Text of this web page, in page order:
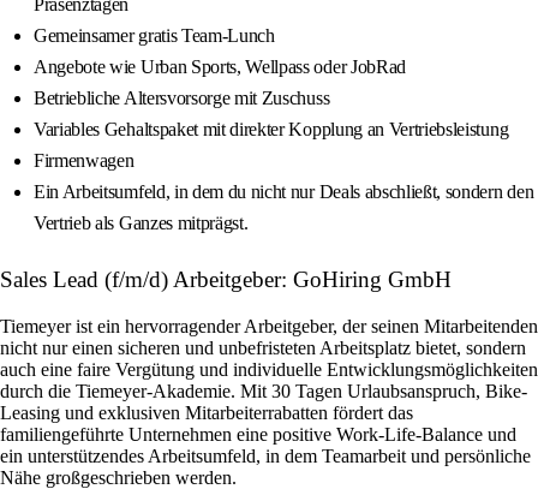
Präsenztagen
Gemeinsamer gratis Team‑Lunch
Angebote wie Urban Sports, Wellpass oder JobRad
Betriebliche Altersvorsorge mit Zuschuss
Variables Gehaltspaket mit direkter Kopplung an Vertriebsleistung
Firmenwagen
Ein Arbeitsumfeld, in dem du nicht nur Deals abschließt, sondern den
Vertrieb als Ganzes mitprägst.
Sales Lead (f/m/d) Arbeitgeber: GoHiring GmbH
Tiemeyer ist ein hervorragender Arbeitgeber, der seinen Mitarbeitenden
nicht nur einen sicheren und unbefristeten Arbeitsplatz bietet, sondern
auch eine faire Vergütung und individuelle Entwicklungsmöglichkeiten
durch die Tiemeyer-Akademie. Mit 30 Tagen Urlaubsanspruch, Bike-
Leasing und exklusiven Mitarbeiterrabatten fördert das
familiengeführte Unternehmen eine positive Work-Life-Balance und
ein unterstützendes Arbeitsumfeld, in dem Teamarbeit und persönliche
Nähe großgeschrieben werden.